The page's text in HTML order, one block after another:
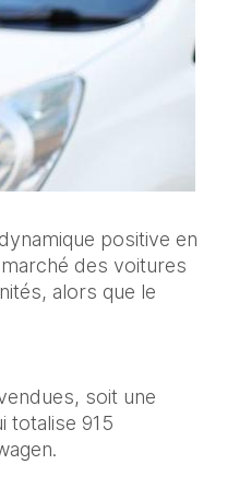
positive en
des voitures
alors que le
soit une
totalise 915